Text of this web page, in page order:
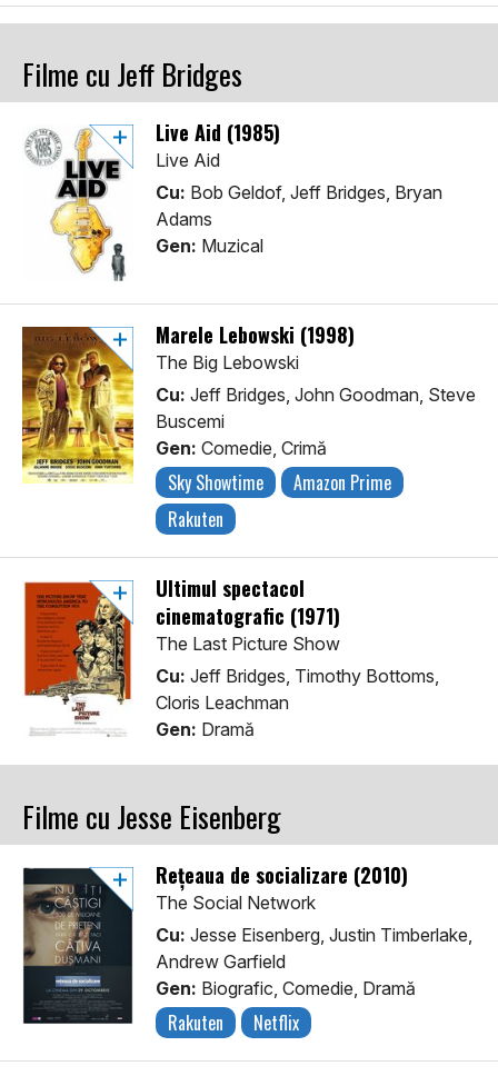
Filme cu Jeff Bridges
Live Aid (1985)
Live Aid
Cu: Bob Geldof, Jeff Bridges, Bryan
Adams
Gen: Muzical
Marele Lebowski (1998)
The Big Lebowski
Cu: Jeff Bridges, John Goodman, Steve
Buscemi
Gen: Comedie, Crimă
Sky Showtime
Amazon Prime
Rakuten
Ultimul spectacol
cinematografic (1971)
The Last Picture Show
Cu: Jeff Bridges, Timothy Bottoms,
Cloris Leachman
Gen: Dramă
Filme cu Jesse Eisenberg
Rețeaua de socializare (2010)
The Social Network
Cu: Jesse Eisenberg, Justin Timberlake,
Andrew Garfield
Gen: Biografic, Comedie, Dramă
Rakuten Netflix